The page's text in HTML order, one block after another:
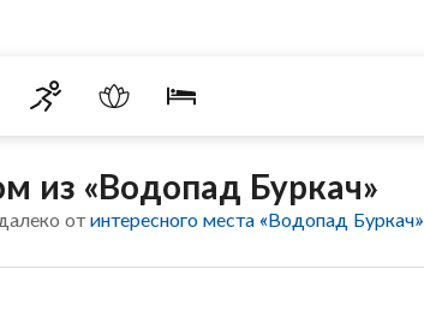
из «Водопад Буркач»
отинтересного места «Водопад Буркач»